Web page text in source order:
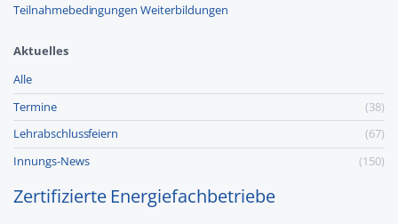
Teilnahmebedingungen Weiterbildungen
Aktuelles
Alle
Termine
(38)
Lehr­abschluss­feiern
(67)
Innungs-News
(150)
Zertifizierte Energiefachbetriebe